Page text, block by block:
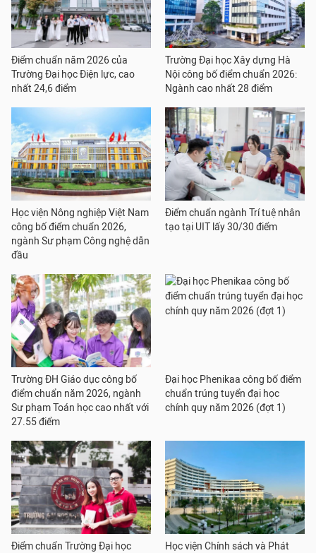
Điểm chuẩn năm 2026 của
Trường Đại học Điện lực, cao
nhất 24,6 điểm
Trường Đại học Xây dựng Hà
Nội công bố điểm chuẩn 2026:
Ngành cao nhất 28 điểm
Học viện Nông nghiệp Việt Nam
công bố điểm chuẩn 2026,
ngành Sư phạm Công nghệ dẫn
đầu
Điểm chuẩn ngành Trí tuệ nhân
tạo tại UIT lấy 30/30 điểm
Trường ĐH Giáo dục công bố
điểm chuẩn năm 2026, ngành
Sư phạm Toán học cao nhất với
27.55 điểm
Đại học Phenikaa công bố điểm
chuẩn trúng tuyển đại học
chính quy năm 2026 (đợt 1)
Điểm chuẩn Trường Đại học
Học viện Chính sách và Phát